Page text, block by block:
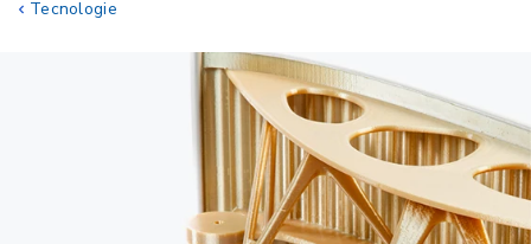
Tecnologie